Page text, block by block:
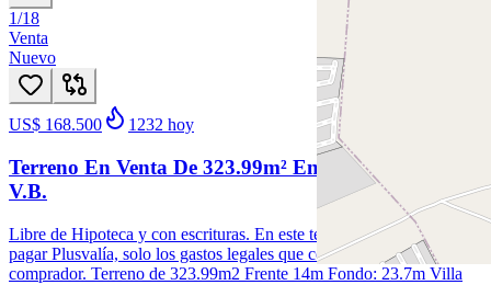
1/18
Venta
Nuevo
US$ 168.500 1232 hoy
Terreno En Venta De 323.99m² En Samborondón
V.B.
Libre de Hipoteca y con escrituras. En este terreno no tendrás que
pagar Plusvalía, solo los gastos legales que corresponden al
comprador. Terreno de 323.99m2 Frente 14m Fondo: 23.7m Villa